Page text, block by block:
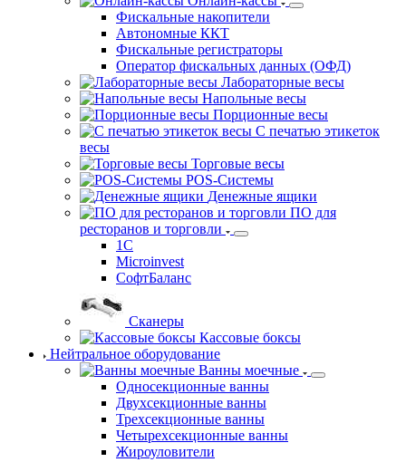
Центрифуги для белья
Упаковочное оборудование
для упаковочного оборудования
Вакуумные
упаковщики
Горячие столы
Запайщики
Матрицы для запайщиков лотков
Кассовое и весовое оборудование
Онлайн-кассы
Фискальные накопители
Автономные ККТ
Фискальные регистраторы
Оператор фискальных данных (ОФД)
Лабораторные весы
Напольные весы
Порционные весы
С печатью этикеток весы
Торговые весы
POS-Системы
Денежные ящики
ПО для
ресторанов и торговли
1С
Microinvest
СофтБаланс